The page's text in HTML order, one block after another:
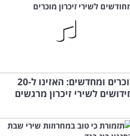
זוכרים ומחדשים: האזינו ל-20
לשירי זיכרון מרגשים